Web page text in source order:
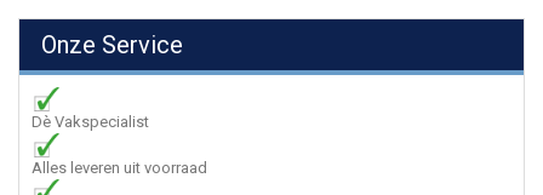
Onze Service
Dè Vakspecialist
Alles leveren uit voorraad